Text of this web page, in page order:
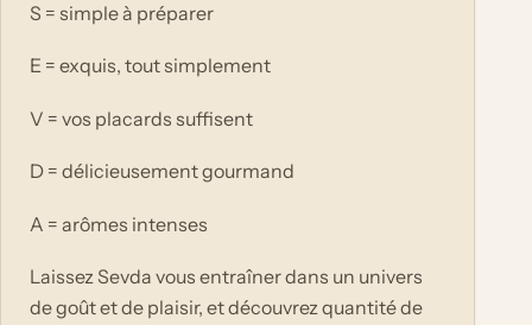
S = simple à préparer
E = exquis, tout simplement
V = vos placards suffisent
D = délicieusement gourmand
A = arômes intenses
Laissez Sevda vous entraîner dans un univers
de goût et de plaisir, et découvrez quantité de